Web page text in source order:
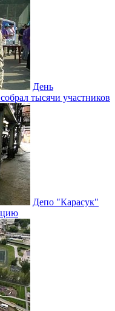
День
тысячи участников
Депо "Карасук"